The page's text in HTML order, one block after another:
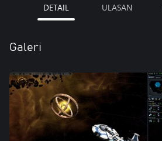
DETAIL ULASAN
Galeri